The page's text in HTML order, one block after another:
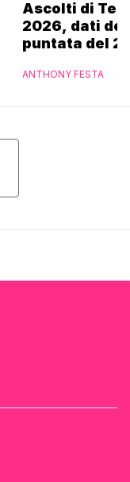
Ascolti di
2026, dati
puntata del
ANTHONY FESTA